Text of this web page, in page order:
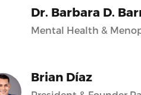
Dr. Barbara D.
Mental Health &
Brian Díaz